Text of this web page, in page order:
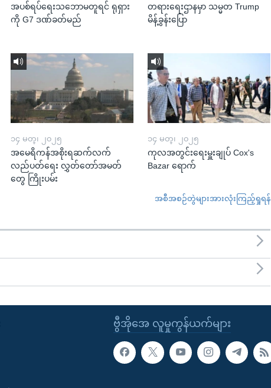
အပစ်ရပ်ရေးသဘောမတူရင် ရုရှား
ကို G7 ဒဏ်ခတ်မည်
တရားရေးဌာနမှာ သမ္မတ Trump
မိန့်ခွန်းပြော
၁၄ မတ္၊ ၂၀၂၅
အမေရိကန်အစိုးရဆက်လက်
လည်ပတ်ရေး လွှတ်တော်အမတ်
တွေ ကြိုးပမ်း
၁၄ မတ္၊ ၂၀၂၅
ကုလအတွင်းရေးမှူးချုပ် Cox's
Bazar ရောက်
အစီအစဉ်တွဲများအားလုံးကြည့်ရှုရန်
ဗွီအိုအေ လူမှုကွန်ယက်များ